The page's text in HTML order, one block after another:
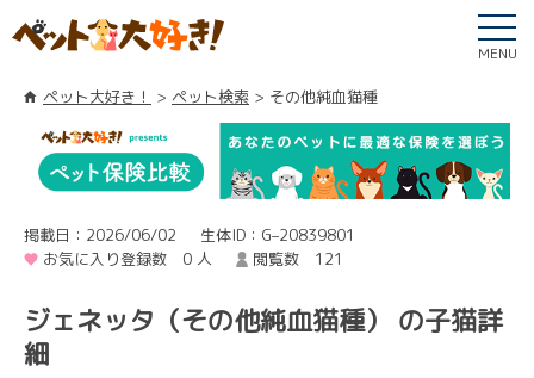
MENU
ペット大好き！ ペット検索 その他純血猫種
掲載日：2026/06/02
生体ID：G–20839801
お気に入り登録数 0 人
閲覧数 121
ジェネッタ（その他純血猫種） の子猫詳
細